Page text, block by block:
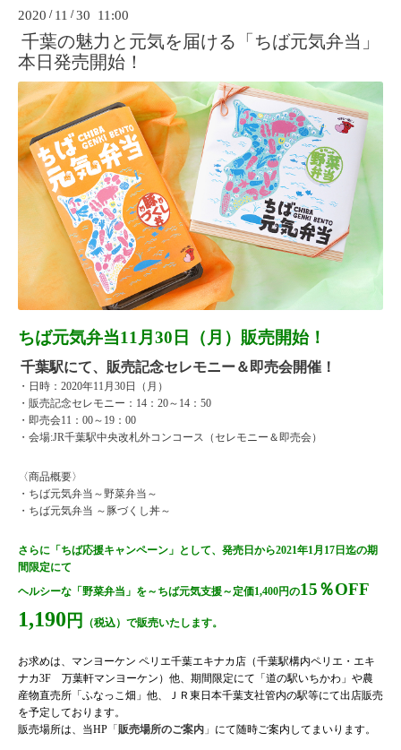
2020 / 11 /30 11:00
千葉の魅力と元気を届ける「ちば元気弁当」
本日発売開始！
ちば元気弁当11月30日（月）販売開始！
千葉駅にて、販売記念セレモニー＆即売会開催！
・日時：2020年11月30日（月）
・販売記念セレモニー：14：20～14：50
・即売会11：00～19：00
・会場:JR千葉駅中央改札外コンコース（セレモニー＆即売会）
〈商品概要〉
・ちば元気弁当～野菜弁当～
・ちば元気弁当 ～豚づくし丼～
さらに「ちば応援キャンペーン」として、発売日から2021年1月17日迄の期
間限定にて
ヘルシーな「野菜弁当」を～ちば元気支援～定価1,400円の15％OFF
1,190 円 （税込）で販売いたします。
お求めは、 マンヨーケン ペリエ千葉エキナカ店（千葉駅構内ペリエ・エキ
ナカ3F 万葉軒マンヨーケン）他、期間限定にて「道の駅いちかわ」や農
産物直売所「ふなっこ畑」他、ＪＲ東日本千葉支社管内の駅等にて出店販売
を予定しております。
販売場所は、当HP 「販売場所のご案内 」 にて随時ご案内してまいります。